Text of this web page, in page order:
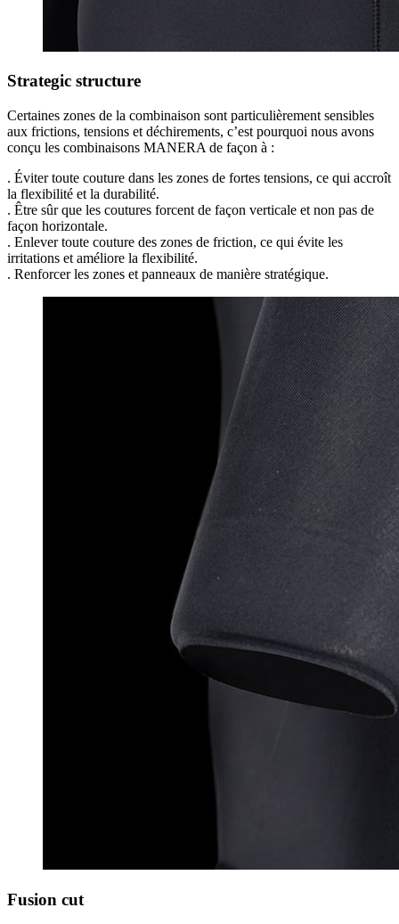
Strategic structure
Certaines zones de la combinaison sont particulièrement sensibles
aux frictions, tensions et déchirements, c’est pourquoi nous avons
conçu les combinaisons MANERA de façon à :
. Éviter toute couture dans les zones de fortes tensions, ce qui accroît
la flexibilité et la durabilité.
. Être sûr que les coutures forcent de façon verticale et non pas de
façon horizontale.
. Enlever toute couture des zones de friction, ce qui évite les
irritations et améliore la flexibilité.
. Renforcer les zones et panneaux de manière stratégique.
Fusion cut